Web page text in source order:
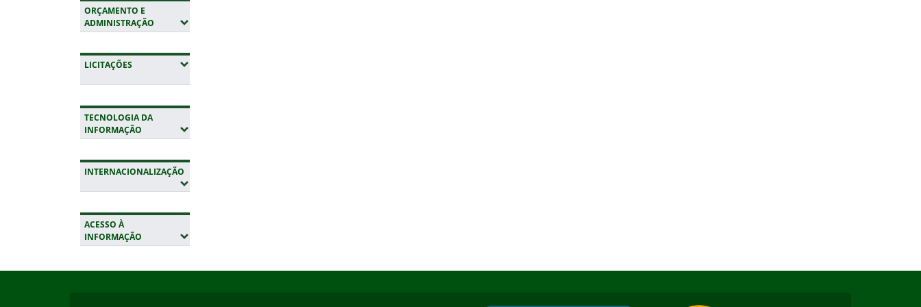
ORÇAMENTO E
ADMINISTRAÇÃO (EXPANDIR SUBMENUS)
LICITAÇÕES (EXPANDIR SUBMENUS)
TECNOLOGIA DA
INFORMAÇÃO (EXPANDIR SUBMENUS)
INTERNACIONALIZAÇÃO
ACESSO À
INFORMAÇÃO (EXPANDIR SUBMENUS)